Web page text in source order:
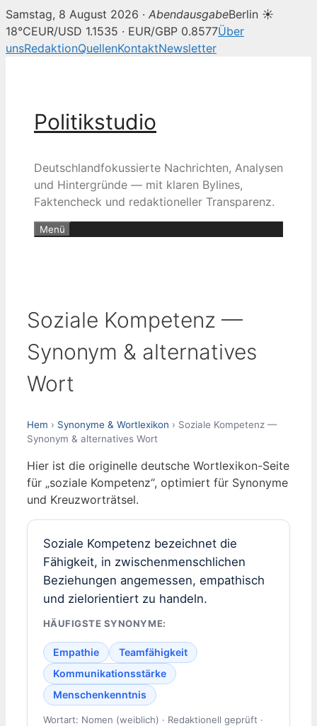
Samstag, 8 August 2026 · AbendausgabeBerlin ☀
18°CEUR/USD 1.1535 · EUR/GBP 0.8577Über
unsRedaktionQuellenKontaktNewsletter
Politikstudio
Deutschlandfokussierte Nachrichten, Analysen
und Hintergründe — mit klaren Bylines,
Faktencheck und redaktioneller Transparenz.
Menü
Soziale Kompetenz —
Synonym & alternatives
Wort
Hem › Synonyme & Wortlexikon › Soziale Kompetenz —
Synonym & alternatives Wort
Hier ist die originelle deutsche Wortlexikon-Seite
für „soziale Kompetenz“, optimiert für Synonyme
und Kreuzworträtsel.
Soziale Kompetenz bezeichnet die
Fähigkeit, in zwischenmenschlichen
Beziehungen angemessen, empathisch
und zielorientiert zu handeln.
HÄUFIGSTE SYNONYME:
Empathie
Teamfähigkeit
Kommunikationsstärke
Menschenkenntnis
Wortart: Nomen (weiblich) · Redaktionell geprüft ·